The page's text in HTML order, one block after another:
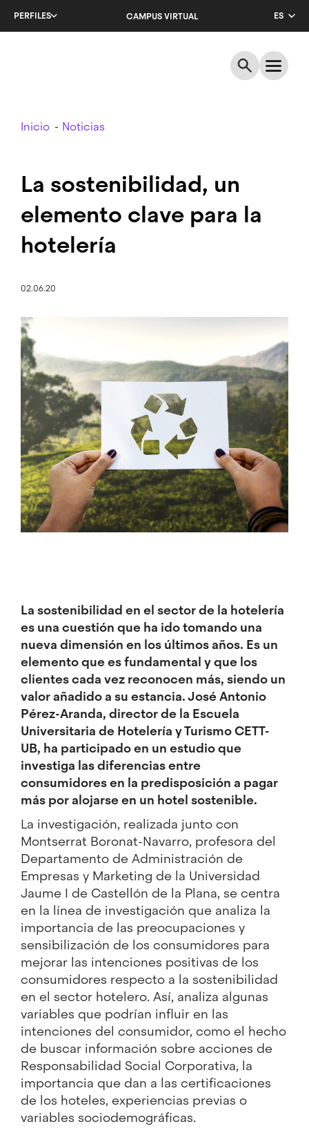
PERFILES CAMPUS VIRTUAL
ES
EN
Breadcrumb
Inicio Noticias
La sostenibilidad, un
elemento clave para la
hotelería
02.06.20
Imagen
La sostenibilidad en el sector de la hotelería
es una cuestión que ha ido tomando una
nueva dimensión en los últimos años. Es un
elemento que es fundamental y que los
clientes cada vez reconocen más, siendo un
valor añadido a su estancia. José Antonio
Pérez-Aranda, director de la Escuela
Universitaria de Hotelería y Turismo CETT-
UB, ha participado en un estudio que
investiga las diferencias entre
consumidores en la predisposición a pagar
más por alojarse en un hotel sostenible.
La investigación, realizada junto con
Montserrat Boronat-Navarro, profesora del
Departamento de Administración de
Empresas y Marketing de la Universidad
Jaume I de Castellón de la Plana, se centra
en la línea de investigación que analiza la
importancia de las preocupaciones y
sensibilización de los consumidores para
mejorar las intenciones positivas de los
consumidores respecto a la sostenibilidad
en el sector hotelero. Así, analiza algunas
variables que podrían influir en las
intenciones del consumidor, como el hecho
de buscar información sobre acciones de
Responsabilidad Social Corporativa, la
importancia que dan a las certificaciones
de los hoteles, experiencias previas o
variables sociodemográficas.